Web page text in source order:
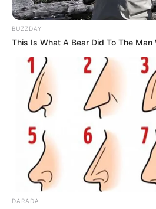
BUZZDAY
This Is What A Bear Did To The Man
DARADA